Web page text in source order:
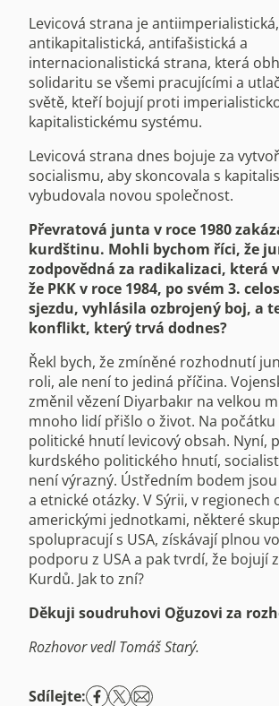
Levicová strana je antiimperialistická,
antikapitalistická, antifašistická a
internacionalistická strana, která
solidaritu se všemi pracujícími a
světě, kteří bojují proti
kapitalistickému systému.
Levicová strana dnes bojuje za
socialismu, aby skoncovala s
vybudovala novou společnost.
Převratová junta v roce 1980
kurdštinu. Mohli bychom říci, že
zodpovědná za radikalizaci, která
že PKK v roce 1984, po svém 3.
sjezdu, vyhlásila ozbrojený boj, a
konflikt, který trvá dodnes?
Řekl bych, že zmíněné rozhodnutí
roli, ale není to jediná příčina.
změnil vězení Diyarbakır na velkou
mnoho lidí přišlo o život. Na
politické hnutí levicový obsah. Nyní,
kurdského politického hnutí,
není výrazný. Ústředním bodem
a etnické otázky. V Sýrii, v regionech
americkými jednotkami, některé
spolupracují s USA, získávají plnou
podporu z USA a pak tvrdí, že bojují
Kurdů. Jak to zní?
Děkuji soudruhovi Oğuzovi za
Rozhovor vedl Tomáš Starý.
Sdílejte: